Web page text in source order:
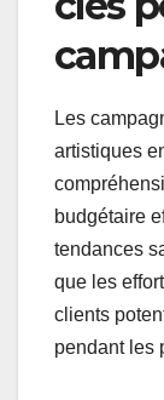
Les
artistiques
budgétaire
tendances
que les
clients
pendant les